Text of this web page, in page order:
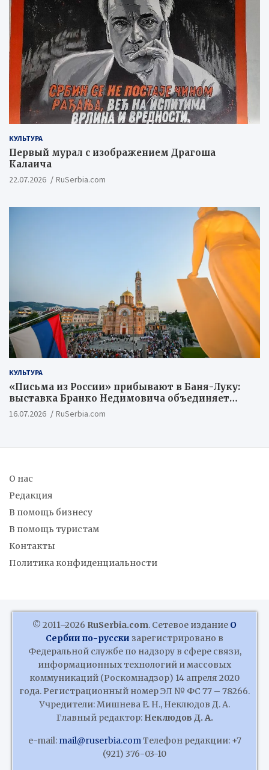
КУЛЬТУРА
Первый мурал с изображением Драгоша
Калаича
22.07.2026 RuSerbia.com
КУЛЬТУРА
«Письма из России» прибывают в Баня-Луку:
выставка Бранко Недимовича объединяет
шестерых художников из Российской
Федерации
16.07.2026 RuSerbia.com
О нас
Редакция
В помощь бизнесу
В помощь туристам
Контакты
Политика конфиденциальности
© 2011–2026 RuSerbia.com. Сетевое издание О
Сербии по-русски зарегистрировано в
Федеральной службе по надзору в сфере связи,
информационных технологий и массовых
коммуникаций (Роскомнадзор) 14 апреля 2020
года. Регистрационный номер ЭЛ № ФС 77 – 78266.
Учредители: Мишнева Е. Н., Неклюдов Д. А.
Главный редактор: Неклюдов Д. А.
e-mail: mail@ruserbia.comТелефон редакции: +7
(921) 376-03-10